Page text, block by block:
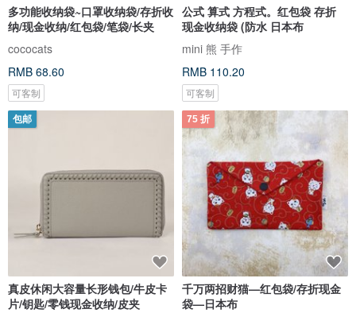
多功能收纳袋~口罩收纳袋/存折收
纳/现金收纳/红包袋/笔袋/长夹
cococats
RMB 68.60
可客制
公式 算式 方程式。红包袋 存折
现金收纳袋 (防水 日本布
mini 熊 手作
RMB 110.20
可客制
包邮
真皮休闲大容量长形钱包/牛皮卡
片/钥匙/零钱现金收纳/皮夹
75 折
千万两招财猫—红包袋/存折现金
袋—日本布